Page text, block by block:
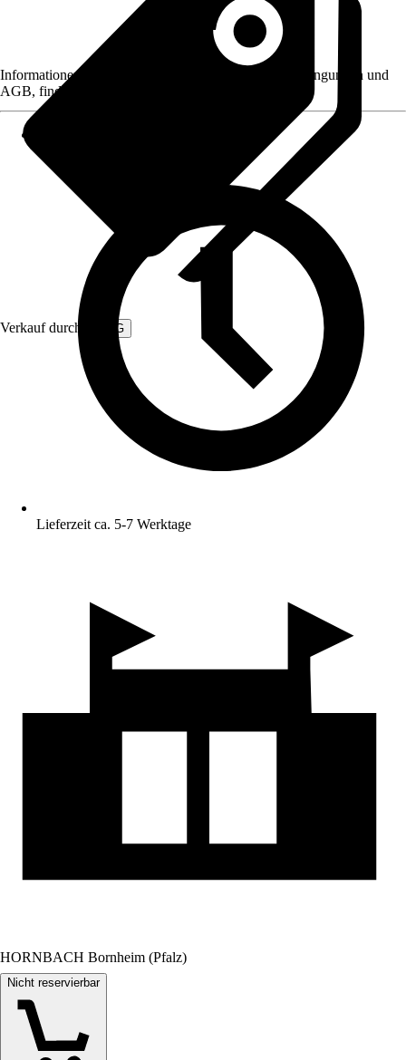
Verkauf durch: 3NRG
Informationen des Verkäufers, wie z. B. Rückgabebedingungen und
AGB, finden Sie bei Klick auf den Verkäufernamen.
Lieferzeit ca. 5-7 Werktage
HORNBACH Bornheim (Pfalz)
Nicht reservierbar